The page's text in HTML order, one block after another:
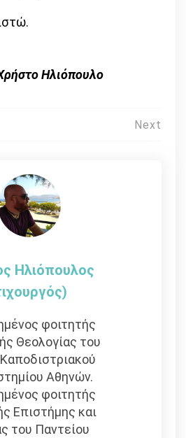
Ηλιόπουλο
Next
Ηλιόπουλος
φοιτητής
Θεολογίας του
Αθηνών.
φοιτητής
Επιστήμης και
του Παντείου